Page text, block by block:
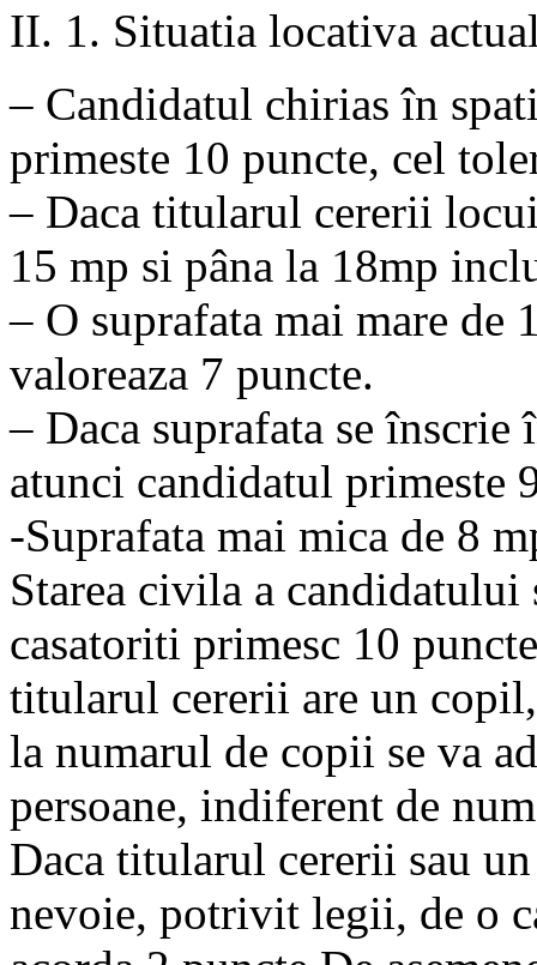
II. 1. Situatia locativa
– Candidatul chirias în
primeste 10 puncte, cel
– Daca titularul cererii
15 mp si pâna la 18mp
– O suprafata mai mare de
valoreaza 7 puncte.
– Daca suprafata se
atunci candidatul primeste
-Suprafata mai mica de 8
Starea civila a
casatoriti primesc 10
titularul cererii are un
la numarul de copii se va
persoane, indiferent de
Daca titularul cererii sau
nevoie, potrivit legii, de o